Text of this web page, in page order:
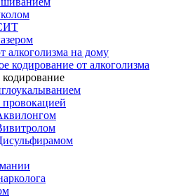
алкоголизма на дому
кодирование от алкоголизма